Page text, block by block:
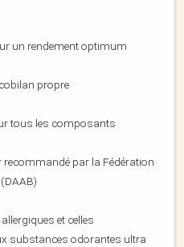
un rendement optimum
propre
tous les composants
par la Fédération
et celles
substances odorantes ultra